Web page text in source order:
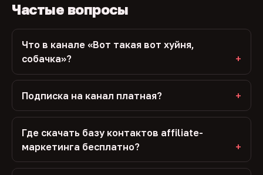
Частые вопросы
Что в канале «Вот такая вот хуйня,
собачка»?
Подписка на канал платная?
Где скачать базу контактов affiliate-
маркетинга бесплатно?